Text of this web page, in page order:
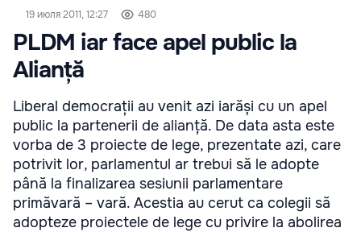
19 июля 2011, 12:27 480
PLDM iar face apel public la
Alianță
Liberal democrații au venit azi iarăși cu un apel
public la partenerii de alianță. De data asta este
vorba de 3 proiecte de lege, prezentate azi, care
potrivit lor, parlamentul ar trebui să le adopte
până la finalizarea sesiunii parlamentare
primăvară – vară. Acestia au cerut ca colegii să
adopteze proiectele de lege cu privire la abolirea